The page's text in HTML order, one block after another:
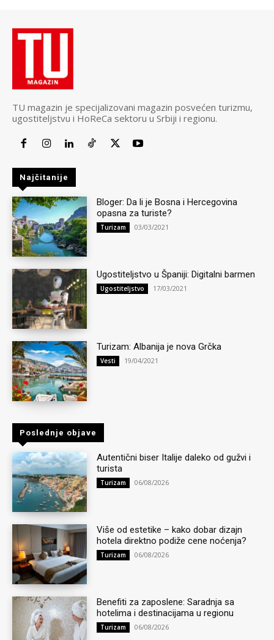
TU magazin je specijalizovani magazin posvećen turizmu,
ugostiteljstvu i HoReCa sektoru u Srbiji i regionu.
Najčitanije
Bloger: Da li je Bosna i Hercegovina
opasna za turiste?
Turizam 03/03/2021
Ugostiteljstvo u Španiji: Digitalni barmen
Ugostiteljstvo 17/03/2021
Turizam: Albanija je nova Grčka
Vesti 19/04/2021
Poslednje objave
Autentični biser Italije daleko od gužvi i
turista
Turizam 06/08/2026
Više od estetike – kako dobar dizajn
hotela direktno podiže cene noćenja?
Turizam 06/08/2026
Benefiti za zaposlene: Saradnja sa
hotelima i destinacijama u regionu
Turizam 06/08/2026